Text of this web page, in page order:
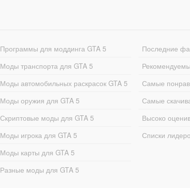
Программы для моддинга GTA 5
Моды транспорта для GTA 5
Моды автомобильных раскрасок GTA 5
Моды оружия для GTA 5
Скриптовые моды для GTA 5
Моды игрока для GTA 5
Моды карты для GTA 5
Разные моды для GTA 5
Последние
Самые
Самые
Высоко
Списки